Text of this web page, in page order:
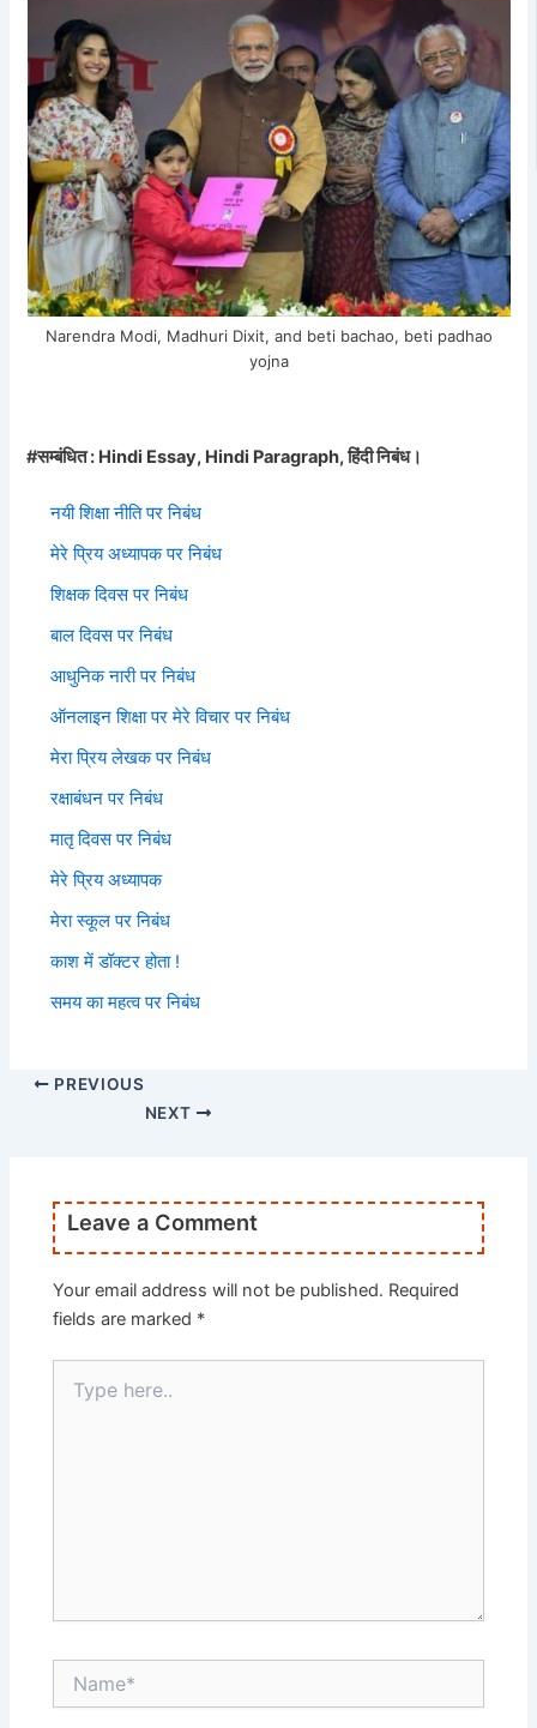
Narendra Modi, Madhuri Dixit, and beti bachao, beti padhao
yojna
#सम्बंधित : Hindi Essay, Hindi Paragraph, हिंदी निबंध।
नयी शिक्षा नीति पर निबंध
मेरे प्रिय अध्यापक पर निबंध
शिक्षक दिवस पर निबंध
बाल दिवस पर निबंध
आधुनिक नारी पर निबंध
ऑनलाइन शिक्षा पर मेरे विचार पर निबंध
मेरा प्रिय लेखक पर निबंध
रक्षाबंधन पर निबंध
मातृ दिवस पर निबंध
मेरे प्रिय अध्यापक
मेरा स्कूल पर निबंध
काश में डॉक्टर होता !
समय का महत्व पर निबंध
PREVIOUS
NEXT
Leave a Comment
Your email address will not be published. Required
fields are marked *
here..